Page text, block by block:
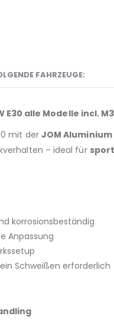
FAHRZEUGE:
alle Modelle incl. M3
mit der JOM
– ideal für
korrosionsbeständig
Anpassung
Schweißen erforderlich